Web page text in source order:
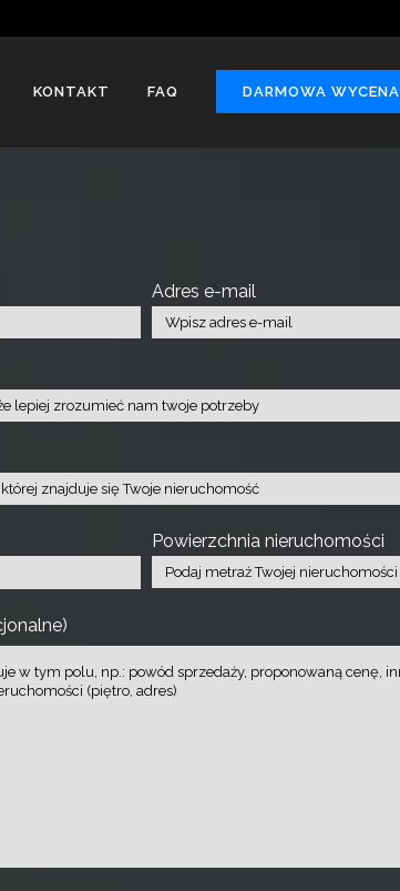
KONTAKT FAQ DARMOWA WYCENA
Adres e-mail
Powierzchnia nieruchomości